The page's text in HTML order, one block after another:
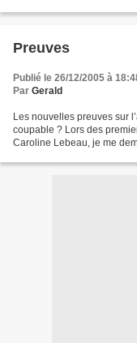
Preuves
Publié le 26/12/2005 à
Par Gerald
Les nouvelles preuves sur
coupable ? Lors des
Caroline Lebeau, je me